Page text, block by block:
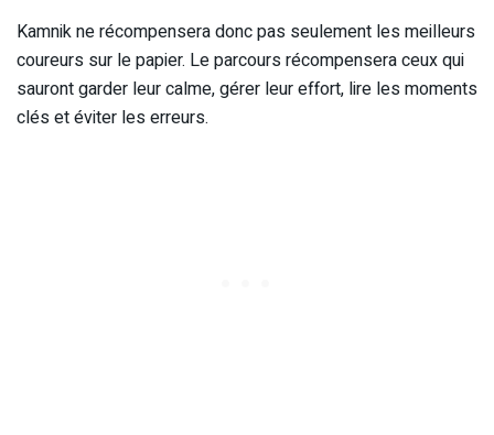
Kamnik ne récompensera donc pas seulement les meilleurs
coureurs sur le papier. Le parcours récompensera ceux qui
sauront garder leur calme, gérer leur effort, lire les moments
clés et éviter les erreurs.